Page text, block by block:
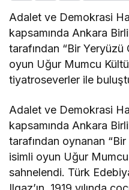
Adalet ve Demokrasi
kapsamında Ankara
tarafından “Bir Yeryüzü
oyun Uğur Mumcu
tiyatroseverler ile
Adalet ve Demokrasi
kapsamında Ankara
tarafından oynanan “Bir
isimli oyun Uğur
sahnelendi. Türk